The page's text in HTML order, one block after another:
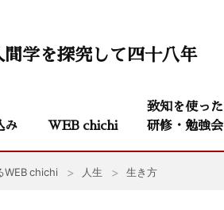
間学を探究して四十八年
み WEB chichi
致知を使った
研修・勉強会
WEB chichi 人生 生き方